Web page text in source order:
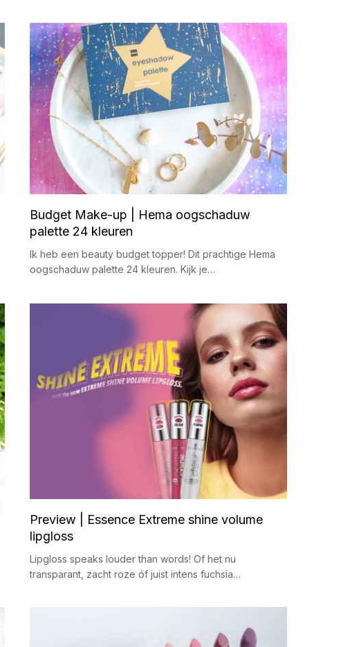
Budget Make-up | Hema oogschaduw
palette 24 kleuren
Ik heb een beauty budget topper! Dit prachtige Hema
oogschaduw palette 24 kleuren. Kijk je…
Preview | Essence Extreme shine volume
lipgloss
Lipgloss speaks louder than words! Of het nu
transparant, zacht roze óf juist intens fuchsia…